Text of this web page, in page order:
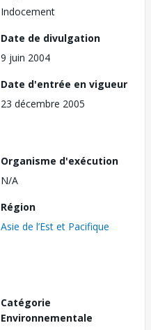
Indocement
Date de divulgation
9 juin 2004
Date d'entrée en vigueur
23 décembre 2005
Organisme d'exécution
N/A
Région
Asie de l’Est et Pacifique
Catégorie
Environnementale